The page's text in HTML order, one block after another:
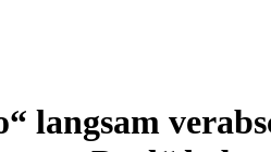
langsam